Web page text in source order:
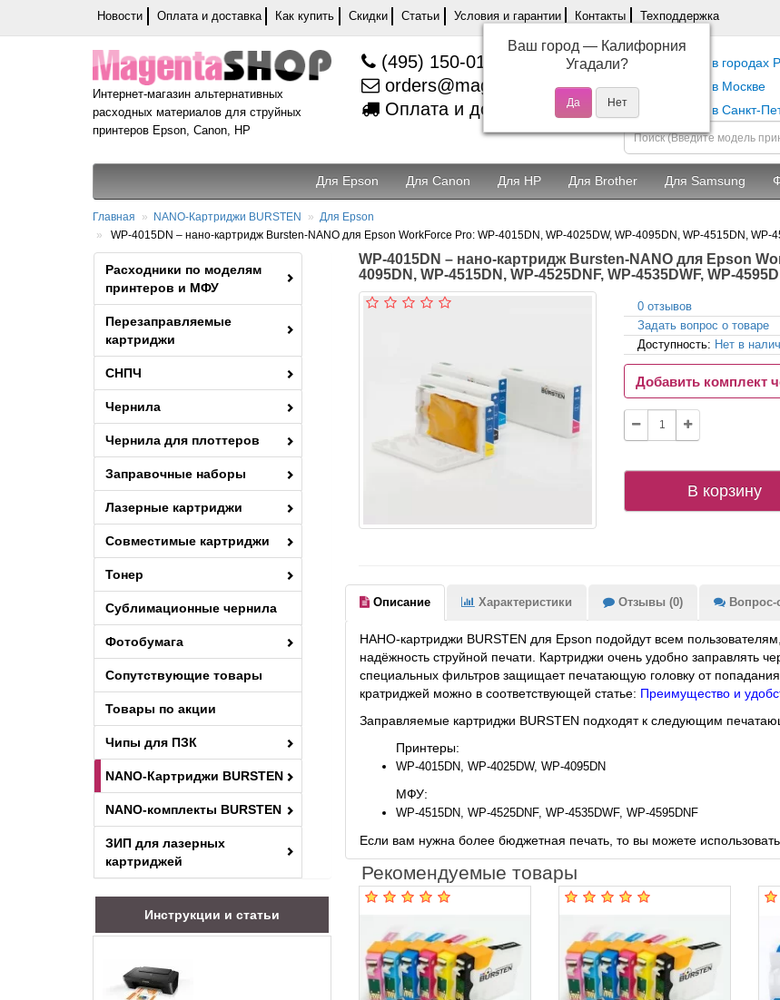
Новости Оплата и доставка Как купить Скидки Статьи Условия и гарантии Контакты Техподдержка
Интернет-магазин альтернативных
расходных материалов для струйных
принтеров Epson, Canon, HP
(495) 150-01-37
orders@magentashop.ru
Оплата и доставка
Самовывоз в городах
Самовывоз в Москве
Самовывоз в Санкт-
Для Epson Для Canon Для HP Для Brother Для Samsung
Главная NANO-Картриджи BURSTEN
Для Epson
WP-4015DN – нано-картридж Bursten-NANO для Epson WorkForce Pro: WP-4015DN, WP-4025DW, WP-4095DN, WP-4515DN, WP-
Расходники по моделям
принтеров и МФУ
Перезаправляемые
картриджи
СНПЧ
Чернила
Чернила для плоттеров
Заправочные наборы
Лазерные картриджи
Совместимые картриджи
Тонер
Сублимационные чернила
Фотобумага
Сопутствующие товары
Товары по акции
Чипы для ПЗК
NANO-Картриджи BURSTEN
NANO-комплекты BURSTEN
ЗИП для лазерных
картриджей
Инструкции и статьи
WP-4015DN – нано-картридж Bursten-NANO для Epson
4095DN, WP-4515DN, WP-4525DNF, WP-4535DWF, WP-
0 отзывов
Задать вопрос о товаре
Доступность: Нет в
Добавить комплект
В корзину
Описание Характеристики Отзывы (0) Вопрос-
НАНО-картриджи BURSTEN для Epson подойдут всем
надёжность струйной печати. Картриджи очень удобно заправлять
специальных фильтров защищает печатающую головку от
кратриджей можно в соответствующей статье: Преимущество и
Заправляемые картриджи BURSTEN подходят к следующим
Принтеры:
WP-4015DN, WP-4025DW, WP-4095DN
МФУ:
WP-4515DN, WP-4525DNF, WP-4535DWF, WP-4595DNF
Если вам нужна более бюджетная печать, то вы можете
Рекомендуемые товары
Ваш город — Калифорния
Угадали?